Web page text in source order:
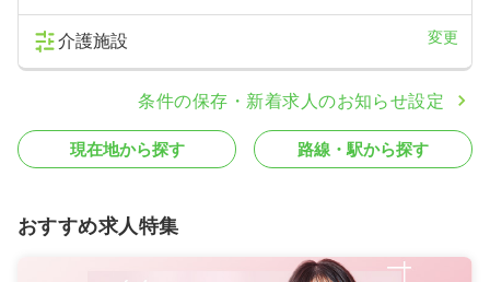
介護施設 変更
条件の保存・新着求人のお知らせ設定
現在地から探す 路線・駅から探す
おすすめ求人特集